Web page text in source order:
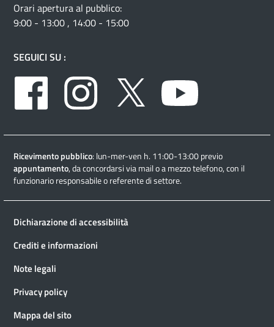
Orari apertura al pubblico:
9:00 - 13:00 , 14:00 - 15:00
SEGUICI SU :
Facebook
Instagram Twitter
Ricevimento pubblico: lun-mer-ven h. 11:00-13:00 previo
appuntamento, da concordarsi via mail o a mezzo telefono, con il
funzionario responsabile o referente di settore.
Dichiarazione di accessibilità
Crediti e informazioni
Note legali
Privacy policy
Mappa del sito